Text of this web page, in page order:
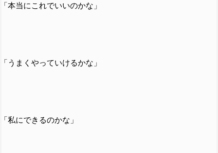
「本当にこれでいいのかな」
「うまくやっていけるかな」
「私にできるのかな」